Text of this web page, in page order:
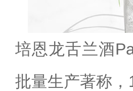
培恩龙舌兰酒
批量生产著称